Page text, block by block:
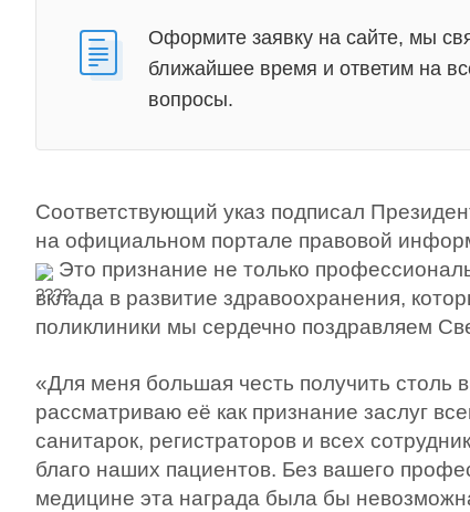
Оформите заявку на сайте, мы
ближайшее время и ответим на
вопросы.
Соответствующий указ подписал
на официальном портале правовой
Это признание не только
вклада в развитие здравоохранения,
поликлиники мы сердечно поздравляем
«Для меня большая честь получить столь
рассматриваю её как признание заслуг
санитарок, регистраторов и всех
благо наших пациентов. Без вашего
медицине эта награда была бы